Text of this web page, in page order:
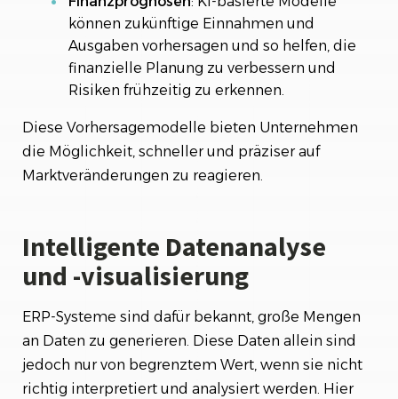
können zukünftige Einnahmen und
Ausgaben vorhersagen und so helfen, die
finanzielle Planung zu verbessern und
Risiken frühzeitig zu erkennen.
Diese Vorhersagemodelle bieten Unternehmen
die Möglichkeit, schneller und präziser auf
Marktveränderungen zu reagieren.
Intelligente Datenanalyse
und -visualisierung
ERP-Systeme sind dafür bekannt, große Mengen
an Daten zu generieren. Diese Daten allein sind
jedoch nur von begrenztem Wert, wenn sie nicht
richtig interpretiert und analysiert werden. Hier